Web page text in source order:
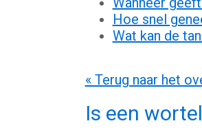
Hoe snel
Wat kan de
« Terug naar het
Is een